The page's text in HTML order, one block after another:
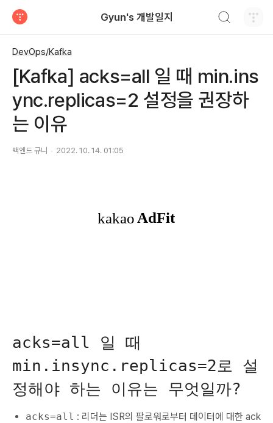
Gyun's 개발일지
DevOps/Kafka
[Kafka] acks=all 일 때 min.ins
ync.replicas=2 설정을 권장하
는 이유
백엔드 규니 2022. 10. 14. 01:05
acks=all 일 때
min.insync.replicas=2로 설
정해야 하는 이유는 무엇일까?
acks=all : 리더는 ISR의 팔로워로부터 데이터에 대한 ack